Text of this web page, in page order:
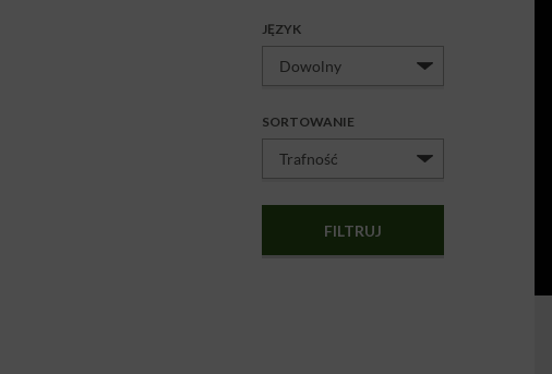
JĘZYK
SORTOWANIE
FILTRUJ